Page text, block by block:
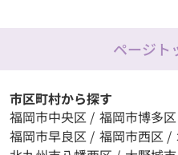
ページト
市区町村から探す
福岡市中央区 / 福岡市博多区
福岡市早良区 / 福岡市西区 /